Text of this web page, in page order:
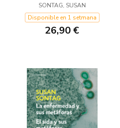
SONTAG, SUSAN
Disponible en 1 setmana
26,90 €